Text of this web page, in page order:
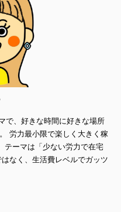
を防止するために、個人情報
を正確に、また最新なものに
な管理を行います。
た個人情報の照会、修正また
たうえで、合理的な範囲です
申し立てについて
方針を守っていないと思われ
で、好きな時間に好きな場所
労力最小限で楽しく大きく稼
テーマは「少ない労力で在宅
なく、生活費レベルでガッツ